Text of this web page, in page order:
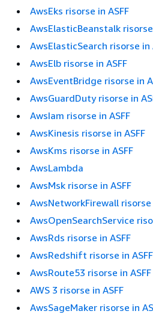
AwsEks risorse in ASFF
AwsElasticBeanstalk risorse
AwsElasticSearch risorse in
AwsElb risorse in ASFF
AwsEventBridge risorse in
AwsGuardDuty risorse in
AwsIam risorse in ASFF
AwsKinesis risorse in ASFF
AwsKms risorse in ASFF
AwsLambda
AwsMsk risorse in ASFF
AwsNetworkFirewall risorse
AwsOpenSearchService
AwsRds risorse in ASFF
AwsRedshift risorse in ASFF
AwsRoute53 risorse in ASFF
AWS 3 risorse in ASFF
AwsSageMaker risorse in